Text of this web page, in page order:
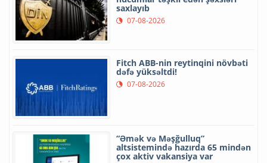
saxlayıb
07-08-2026
Fitch ABB-nin reytinqini növbəti
dəfə yüksəltdi!
07-08-2026
“Əmək və Məşğulluq”
altsistemində hazırda 65 mindən
çox aktiv vakansiya var